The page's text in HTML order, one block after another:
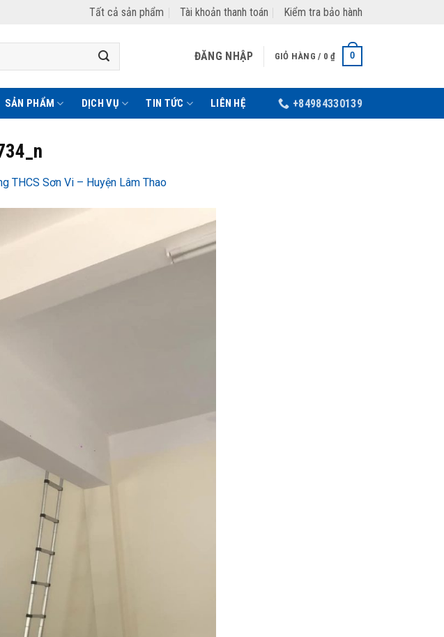
Tất cả sản phẩm Tài khoản thanh toán Kiểm tra bảo hành
ĐĂNG NHẬP GIỎ HÀNG / 0₫ 0
SẢN PHẨM DỊCH VỤ TIN TỨC LIÊN HỆ +84984330139
THCS Sơn Vi – Huyện Lâm Thao